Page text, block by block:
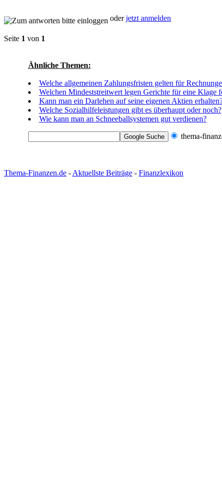
oderjetzt anmelden
Seite 1 von 1
Ähnliche Themen:
Welche allgemeinen Zahlungsfristen gelten für
Welchen Mindeststreitwert legen Gerichte für eine Klage
Kann man ein Darlehen auf seine eigenen Aktien
Welche Sozialhilfeleistungen gibt es überhaupt oder noch?
Wie kann man an Schneeballsystemen gut verdienen?
thema-
Thema-Finanzen.de - Aktuellste Beiträge - Finanzlexikon